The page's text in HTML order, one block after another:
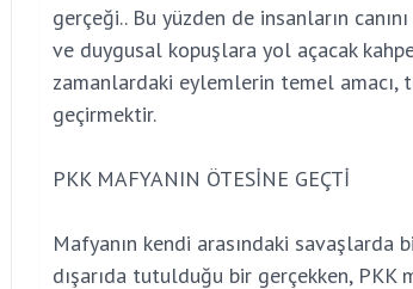
gerçeği.. Bu yüzden de insanların
ve duygusal kopuşlara yol açacak
zamanlardaki eylemlerin temel amacı,
geçirmektir.
PKK MAFYANIN ÖTESİNE GEÇTİ
Mafyanın kendi arasındaki savaşlarda
dışarıda tutulduğu bir gerçekken, PKK